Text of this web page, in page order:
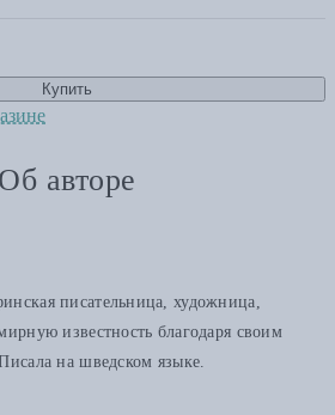
Купить
Об авторе
писательница, художница,
известность благодаря своим
на шведском языке.